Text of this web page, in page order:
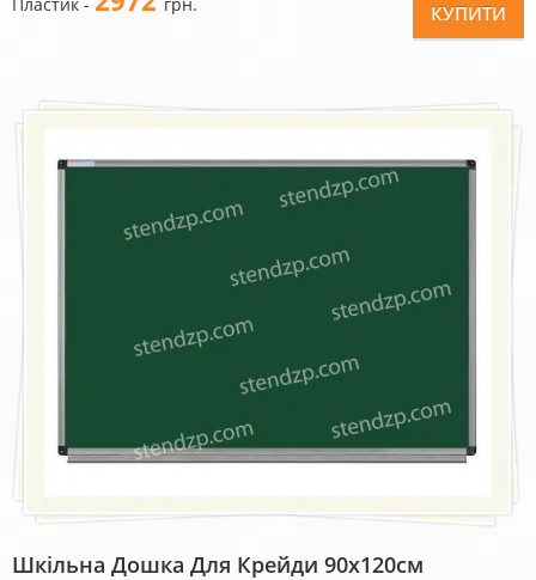
КУПИТИ
Шкільна Дошка Для Крейди 90х120см